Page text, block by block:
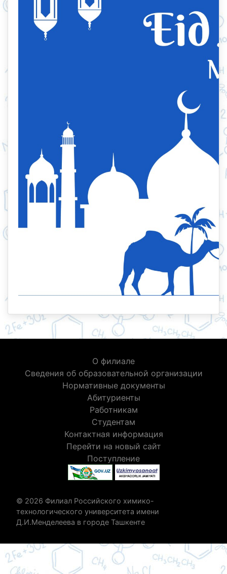
О филиале
Сведения об образовательной организации
Нормативные документы
Абитуриенты
Работникам
Студентам
Контактная информация
Перейти на новый сайт
Поступление
© 2026 Филиал Российского химико-
технологического университета имени
Д.И.Менделеева в городе Ташкенте